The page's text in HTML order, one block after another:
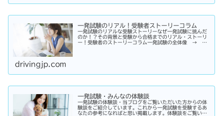
一発試験のリアル！受験者ストーリーコラム
一発試験のリアルな受験ストーリーなぜ一発試験に挑んだ
のか！？その背景と受験から合格までのリアル・ストーリ
ー！受験者のストーリーコラム一発試験の全体像 → 一
drivingjp.com
一発試験・みんなの体験談
一発試験の体験談・当ブログをご覧いただいた方からの体
験談をご紹介しています。これから一発試験を受験するあ
なたの参考になればと思い掲載します。体験談をご覧いた